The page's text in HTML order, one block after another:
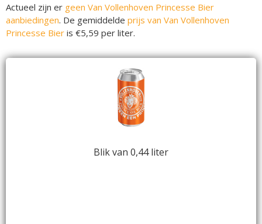
Actueel zijn er geen Van Vollenhoven Princesse Bier
aanbiedingen. De gemiddelde prijs van Van Vollenhoven
Princesse Bier is €5,59 per liter.
Blik van 0,44 liter